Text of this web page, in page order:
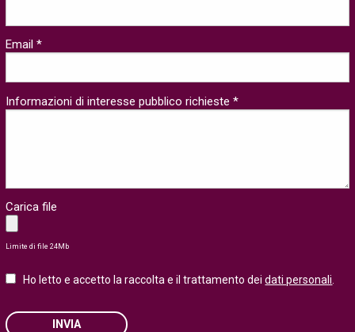
Email *
Informazioni di interesse pubblico richieste *
Carica file
Limite di file 24Mb
Ho letto e accetto la raccolta e il trattamento deidati personali.
INVIA